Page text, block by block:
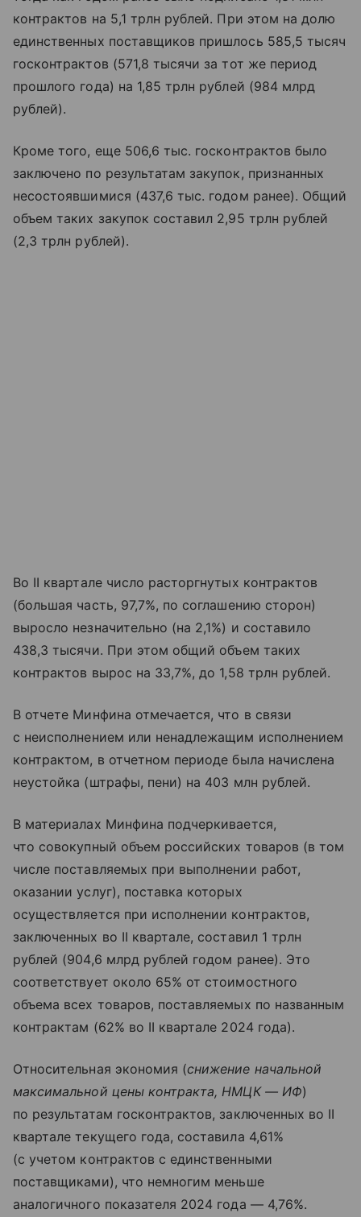
контрактов на 5,1 трлн рублей. При этом на долю
единственных поставщиков пришлось 585,5 тысяч
госконтрактов (571,8 тысячи за тот же период
прошлого года) на 1,85 трлн рублей (984 млрд
рублей).
Кроме того, еще 506,6 тыс. госконтрактов было
заключено по результатам закупок, признанных
несостоявшимися (437,6 тыс. годом ранее). Общий
объем таких закупок составил 2,95 трлн рублей
(2,3 трлн рублей).
Во II квартале число расторгнутых контрактов
(большая часть, 97,7%, по соглашению сторон)
выросло незначительно (на 2,1%) и составило
438,3 тысячи. При этом общий объем таких
контрактов вырос на 33,7%, до 1,58 трлн рублей.
В отчете Минфина отмечается, что в связи
с неисполнением или ненадлежащим исполнением
контрактом, в отчетном периоде была начислена
неустойка (штрафы, пени) на 403 млн рублей.
В материалах Минфина подчеркивается,
что совокупный объем российских товаров (в том
числе поставляемых при выполнении работ,
оказании услуг), поставка которых
осуществляется при исполнении контрактов,
заключенных во II квартале, составил 1 трлн
рублей (904,6 млрд рублей годом ранее). Это
соответствует около 65% от стоимостного
объема всех товаров, поставляемых по названным
контрактам (62% во II квартале 2024 года).
Относительная экономия (снижение начальной
максимальной цены контракта, НМЦК — ИФ)
по результатам госконтрактов, заключенных во II
квартале текущего года, составила 4,61%
(с учетом контрактов с единственными
поставщиками), что немногим меньше
аналогичного показателя 2024 года — 4,76%.